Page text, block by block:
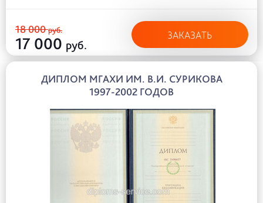
18 000руб.
17 000 руб.
ЗАКАЗАТЬ
ДИПЛОМ МГАХИ ИМ. В.И. СУРИКОВА
1997-2002 ГОДОВ